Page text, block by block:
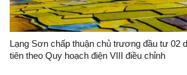
Lạng Sơn chấp thuận chủ trương đầu tư 02
tiên theo Quy hoạch điện VIII điều chỉnh